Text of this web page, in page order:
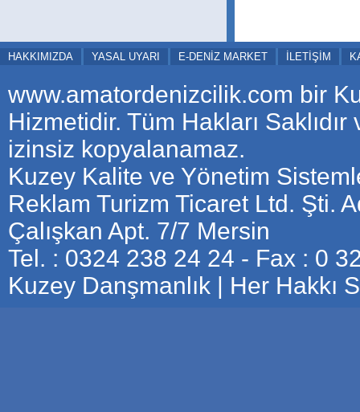
HAKKIMIZDA YASAL UYARI E-DENİZ MARKET İLETİŞİM
www.amatordenizcilik.com bir
Hizmetidir. Tüm Hakları
izinsiz kopyalanamaz.
Kuzey Kalite ve Yönetim
Reklam Turizm Ticaret Ltd. Şti.
Çalışkan Apt. 7/7 Mersin
Tel. : 0324 238 24 24 - Fax : 0
Kuzey Danşmanlık | Her Hakkı